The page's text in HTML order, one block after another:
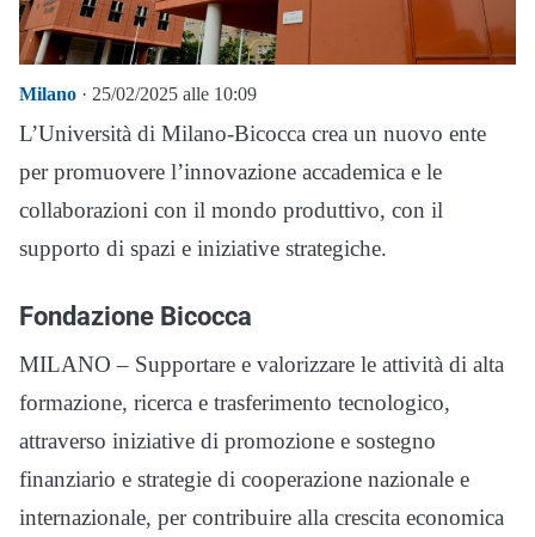
Milano · 25/02/2025 alle 10:09
L’Università di Milano-Bicocca crea un nuovo ente
per promuovere l’innovazione accademica e le
collaborazioni con il mondo produttivo, con il
supporto di spazi e iniziative strategiche.
Fondazione Bicocca
MILANO – Supportare e valorizzare le attività di alta
formazione, ricerca e trasferimento tecnologico,
attraverso iniziative di promozione e sostegno
finanziario e strategie di cooperazione nazionale e
internazionale, per contribuire alla crescita economica